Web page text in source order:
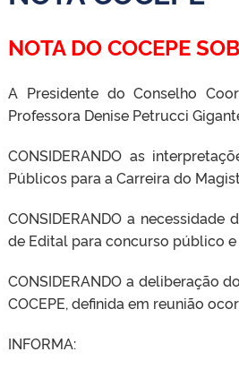
NOTA DO COCEPE
A Presidente do Conselho
Professora Denise Petrucci
CONSIDERANDO as
Públicos para a Carreira do
CONSIDERANDO a
de Edital para concurso público
CONSIDERANDO a deliberação
COCEPE, definida em reunião
INFORMA: